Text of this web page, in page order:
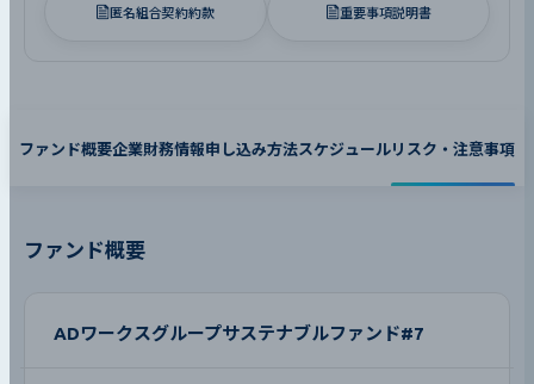
匿名組合契約約款 重要事項説明書
ファンド概要企業財務情報申し込み方法スケジュールリスク・注意事項
ファンド概要
ADワークスグループサステナブルファンド#7